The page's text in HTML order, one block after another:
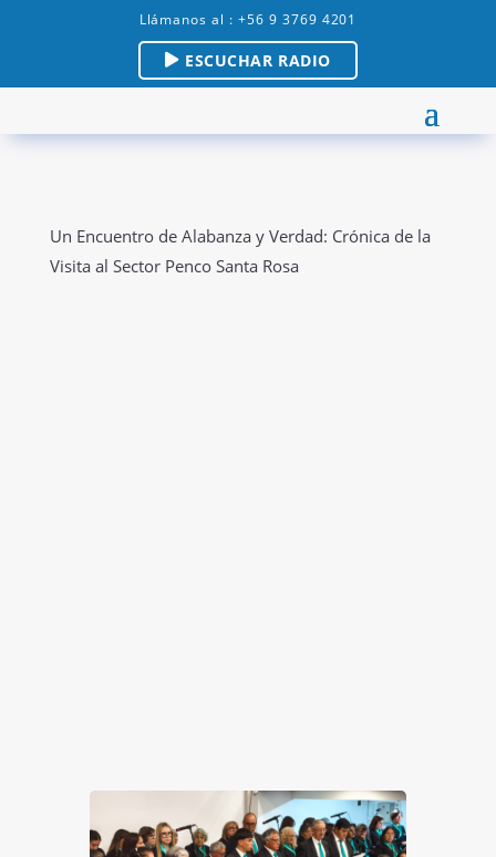
Llámanos al : +56 9 3769 4201
ESCUCHAR RADIO
Un Encuentro de Alabanza y Verdad: Crónica de la
Visita al Sector Penco Santa Rosa